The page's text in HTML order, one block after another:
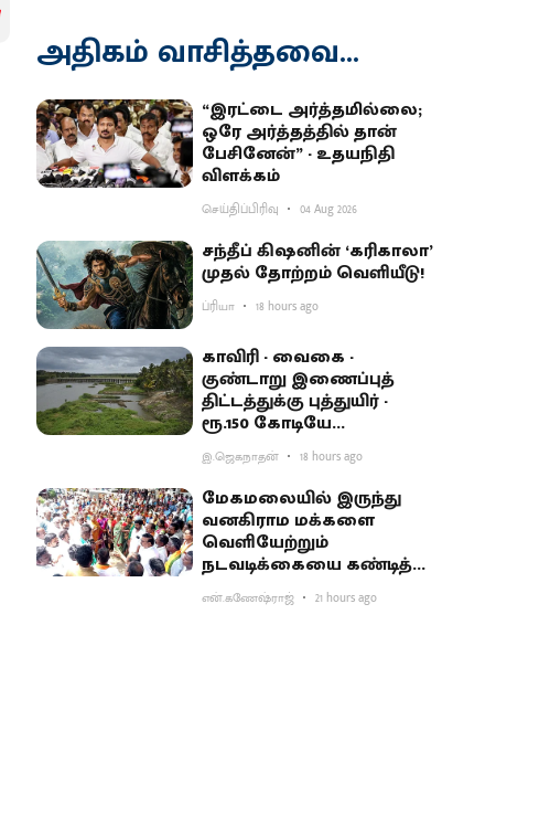
அதிகம் வாசித்தவை...
“இரட்டை அர்த்தமில்லை;
ஒரே அர்த்தத்தில் தான்
பேசினேன்” - உதயநிதி
விளக்கம்
செய்திப்பிரிவு 04 Aug 2026
சந்தீப் கிஷனின் ‘கரிகாலா’
முதல் தோற்றம் வெளியீடு!
ப்ரியா 18 hours ago
காவிரி - வைகை -
குண்டாறு இணைப்புத்
திட்டத்துக்கு புத்துயிர் -
ரூ.150 கோடியே
ஒதுக்கியதால் விவசாயிகள்
ஏமாற்றம்
இ.ஜெகநாதன் 18 hours ago
மேகமலையில் இருந்து
வனகிராம மக்களை
வெளியேற்றும்
நடவடிக்கையை கண்டித்து
ஆர்ப்பாட்டம்
என்.கணேஷ்ராஜ் 21 hours ago